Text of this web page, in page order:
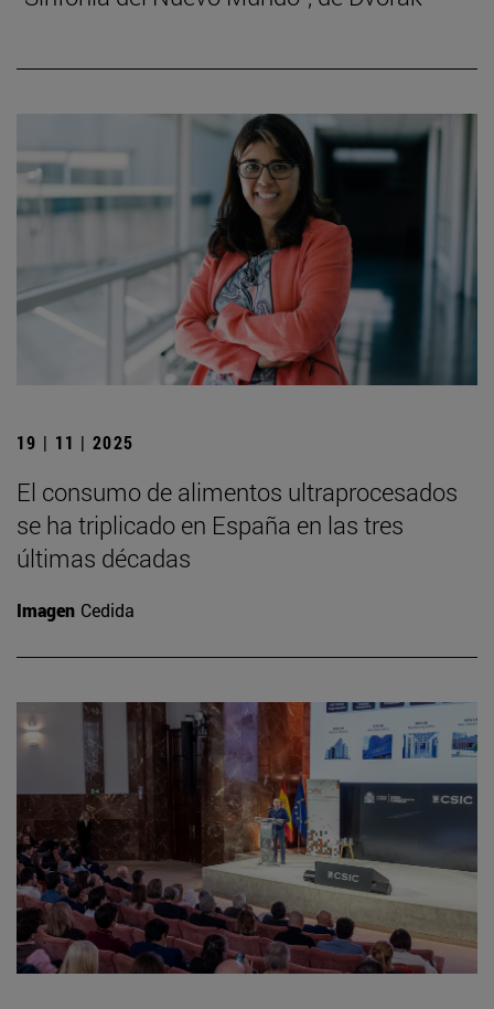
19 | 11 | 2025
El consumo de alimentos ultraprocesados
se ha triplicado en España en las tres
últimas décadas
Imagen Cedida